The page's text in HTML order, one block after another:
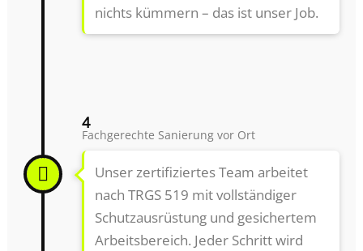
nichts kümmern – das ist unser Job.
4
Fachgerechte Sanierung vor Ort
Unser zertifiziertes Team arbeitet
nach TRGS 519 mit vollständiger
Schutzausrüstung und gesichertem
Arbeitsbereich. Jeder Schritt wird